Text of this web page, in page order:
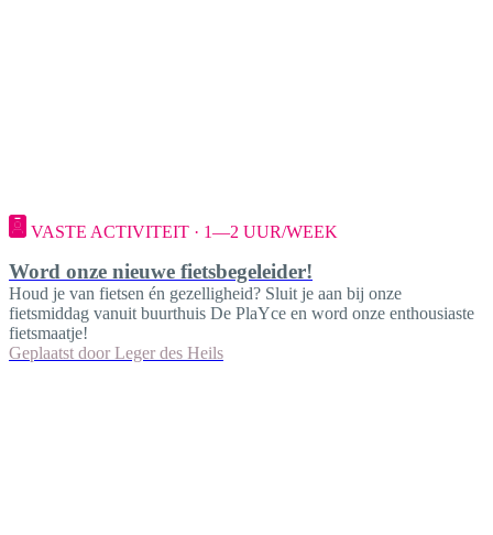
VASTE ACTIVITEIT · 1—2 UUR/WEEK
Word onze nieuwe fietsbegeleider!
Houd je van fietsen én gezelligheid? Sluit je aan bij onze
fietsmiddag vanuit buurthuis De PlaYce en word onze enthousiaste
fietsmaatje!
Geplaatst door Leger des Heils